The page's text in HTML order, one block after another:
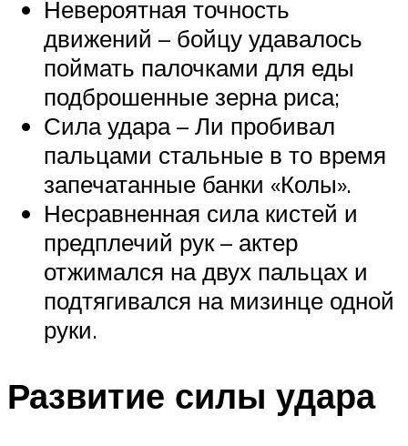
Невероятная точность
движений – бойцу удавалось
поймать палочками для еды
подброшенные зерна риса;
Сила удара – Ли пробивал
пальцами стальные в то время
запечатанные банки «Колы».
Несравненная сила кистей и
предплечий рук – актер
отжимался на двух пальцах и
подтягивался на мизинце одной
руки.
Развитие силы удара